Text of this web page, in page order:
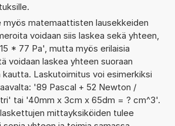
myös matemaattisten lausekkeiden
voidaan siis laskea sekä yhteen,
* 77 Pa', mutta myös erilaisia
voidaan laskea yhteen suoraan
kautta. Laskutoimitus voi esimerkiksi
'89 Pascal + 52 Newton /
tai '40mm x 3cm x 65dm = ? cm^3'.
mittayksiköiden tulee